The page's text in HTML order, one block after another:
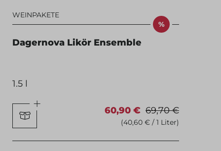
WEINPAKETE
%
Dagernova Likör Ensemble
1.5 l
60,90 € 69,70 €
(40,60 € / 1 Liter)